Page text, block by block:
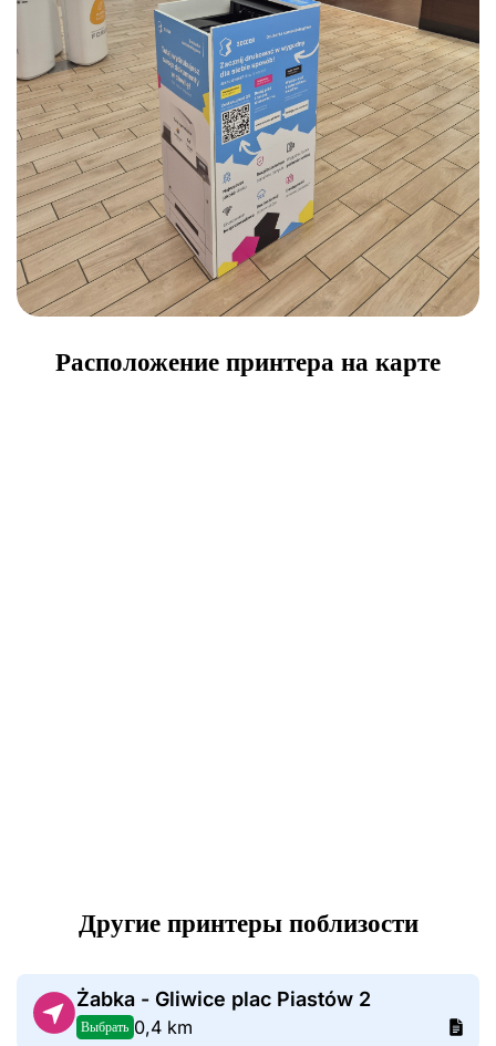
Расположение принтера на карте
Другие принтеры поблизости
Żabka - Gliwice plac Piastów 2
Выбрать 0,4 km